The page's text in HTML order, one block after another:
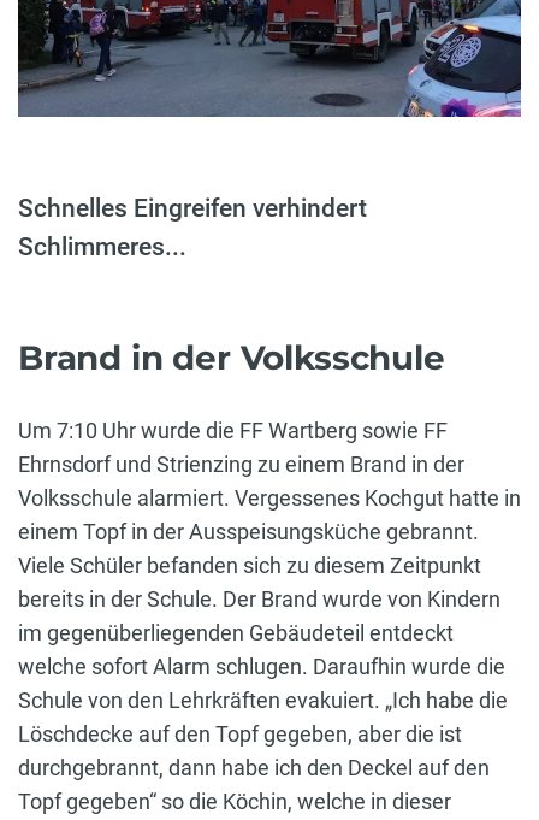
Schnelles Eingreifen verhindert
Schlimmeres...
Brand in der Volksschule
Um 7:10 Uhr wurde die FF Wartberg sowie FF
Ehrnsdorf und Strienzing zu einem Brand in der
Volksschule alarmiert. Vergessenes Kochgut hatte in
einem Topf in der Ausspeisungsküche gebrannt.
Viele Schüler befanden sich zu diesem Zeitpunkt
bereits in der Schule. Der Brand wurde von Kindern
im gegenüberliegenden Gebäudeteil entdeckt
welche sofort Alarm schlugen. Daraufhin wurde die
Schule von den Lehrkräften evakuiert. „Ich habe die
Löschdecke auf den Topf gegeben, aber die ist
durchgebrannt, dann habe ich den Deckel auf den
Topf gegeben“ so die Köchin, welche in dieser